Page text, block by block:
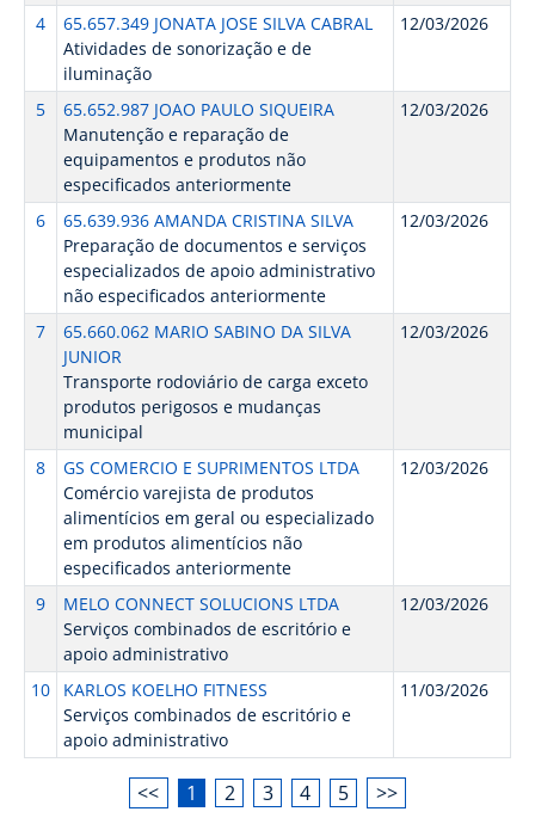
4
65.657.349 JONATA JOSE SILVA CABRAL
Atividades de sonorização e de
iluminação
12/03/2026
5
65.652.987 JOAO PAULO SIQUEIRA
Manutenção e reparação de
equipamentos e produtos não
especificados anteriormente
12/03/2026
6
65.639.936 AMANDA CRISTINA SILVA
Preparação de documentos e serviços
especializados de apoio administrativo
não especificados anteriormente
12/03/2026
7
65.660.062 MARIO SABINO DA SILVA
JUNIOR
Transporte rodoviário de carga exceto
produtos perigosos e mudanças
municipal
12/03/2026
8
GS COMERCIO E SUPRIMENTOS LTDA
Comércio varejista de produtos
alimentícios em geral ou especializado
em produtos alimentícios não
especificados anteriormente
12/03/2026
9
MELO CONNECT SOLUCIONS LTDA
Serviços combinados de escritório e
apoio administrativo
12/03/2026
10
KARLOS KOELHO FITNESS
Serviços combinados de escritório e
apoio administrativo
11/03/2026
<< 1 2 3 4 5 >>